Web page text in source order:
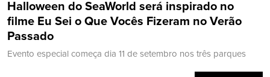
Halloween do SeaWorld será inspirado no
filme Eu Sei o Que Vocês Fizeram no Verão
Passado
Evento especial começa dia 11 de setembro nos três parques